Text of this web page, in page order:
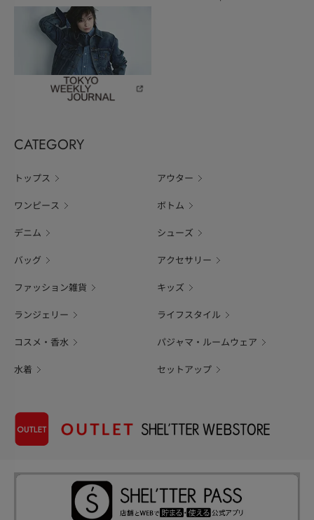
CATEGORY
トップス アウター
ワンピース ボトム
デニム シューズ
バッグ アクセサリー
ファッション雑貨 キッズ
ランジェリー ライフスタイル
コスメ・香水 パジャマ・ルームウェア
水着 セットアップ